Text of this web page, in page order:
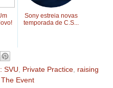
Sony estreia novas
temporada de C.S...
SVU Private Practice raising
The Event